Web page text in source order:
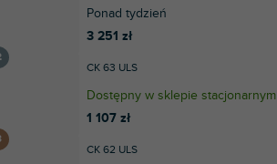
Ponad tydzień
3 251 zł
CK 63 ULS
Dostępny w sklepie stacjonarnym
1 107 zł
CK 62 ULS